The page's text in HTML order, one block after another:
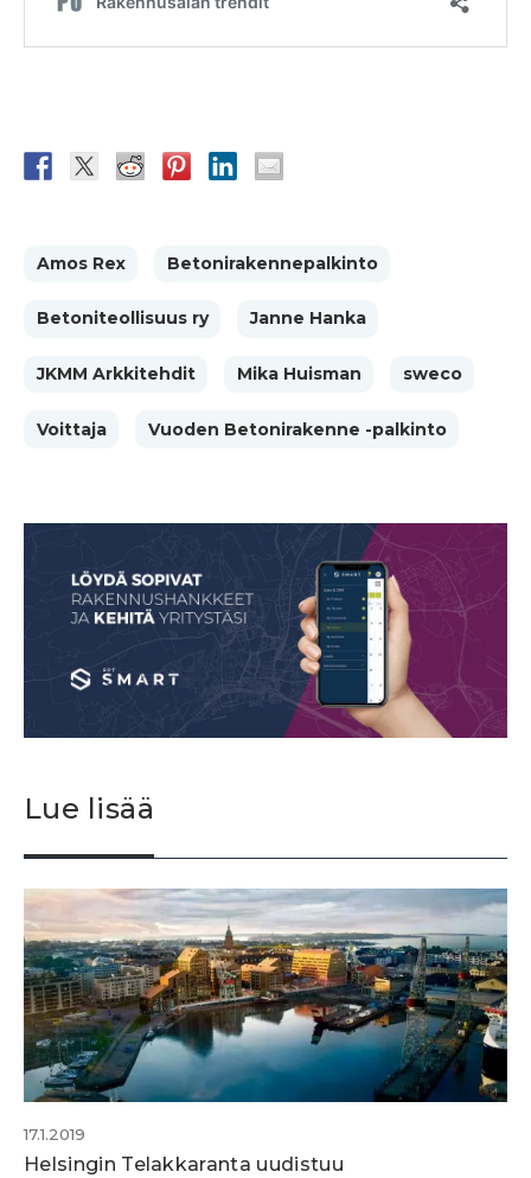
Amos Rex Betonirakennepalkinto
Betoniteollisuus ry Janne Hanka
JKMM Arkkitehdit Mika Huisman sweco
Voittaja Vuoden Betonirakenne -palkinto
Lue lisää
17.1.2019
Helsingin Telakkaranta uudistuu